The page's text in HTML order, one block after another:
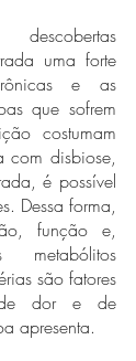
uma forte
e as
que sofrem
costumam
com disbiose,
é possível
Dessa forma,
função e,
metabólitos
são fatores
de dor e de
apresenta.